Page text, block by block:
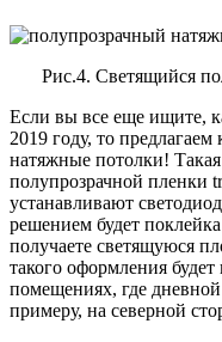
Рис.4. Светящийся
Если вы все еще ищите,
2019 году, то
натяжные потолки!
полупрозрачной пленки
устанавливают
решением будет
получаете светящуюся
такого оформления
помещениях, где
примеру, на северной